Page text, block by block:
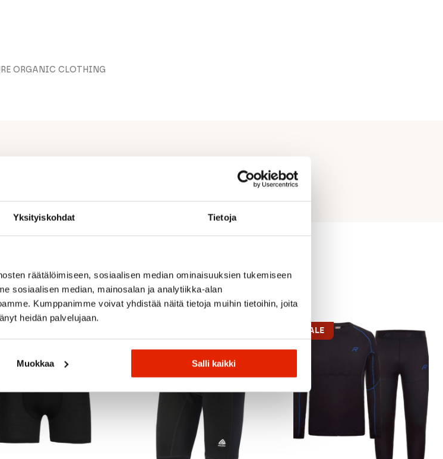
Yksityiskohdat Tietoja
räätälöimiseen, sosiaalisen median ominaisuuksien tukemiseen
sosiaalisen median, mainosalan ja analytiikka-alan
Kumppanimme voivat yhdistää näitä tietoja muihin tietoihin, joita
heidän palvelujaan.
Muokkaa Salli kaikki
ORGANIC CLOTHING
for you
SALE